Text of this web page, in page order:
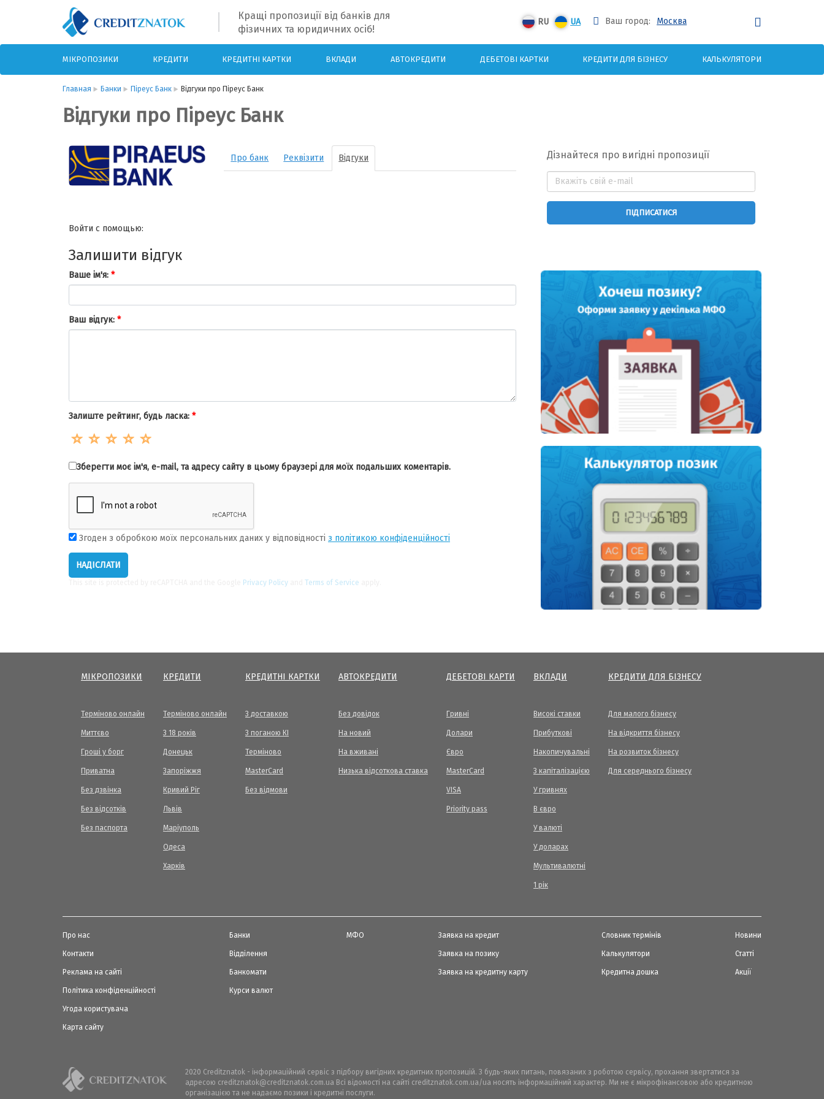
Кращі пропозиції від банків для
фізичних та юридичних осіб!
RU UA Ваш город: Москва
МІКРОПОЗИКИ КРЕДИТИ КРЕДИТНІ КАРТКИ ВКЛАДИ АВТОКРЕДИТИ ДЕБЕТОВІ КАРТКИ КРЕДИТИ ДЛЯ БІЗНЕСУ КАЛЬКУЛЯТОРИ
Главная Банки Піреус Банк Відгуки про Піреус Банк
Відгуки про Піреус Банк
Про банк Реквізити Відгуки
Войти с помощью:
Залишити відгук
Ваше ім'я: *
Ваш відгук: *
Залиште рейтинг, будь ласка: *
Зберегти моє ім'я, e-mail, та адресу сайту в цьому браузері для моїх подальших коментарів.
Згоден з обробкою моїх персональних даних у відповідності з політикою конфіденційності
Privacy Policy Terms of Service
Дізнайтеся про вигідні пропозиції
ПІДПИСАТИСЯ
МІКРОПОЗИКИ
Терміново онлайн
Миттєво
Гроші у борг
Приватна
Без дзвінка
Без відсотків
Без паспорта
КРЕДИТИ
Терміново онлайн
З 18 років
Донецьк
Запоріжжя
Кривий Ріг
Львів
Маріуполь
Одеса
Харків
КРЕДИТНІ КАРТКИ
З доставкою
З поганою КІ
Терміново
МasterCard
Без відмови
АВТОКРЕДИТИ
Без довідок
На новий
На вживані
Низька відсоткова ставка
ДЕБЕТОВІ КАРТИ
Гривні
Долари
Євро
MasterCard
VISA
Priority pass
ВКЛАДИ
Високі ставки
Прибуткові
Накопичувальні
З капіталізацією
У гривнях
В євро
У валюті
У доларах
Мультивалютні
1 рік
КРЕДИТИ ДЛЯ БІЗНЕСУ
Для малого бізнесу
На відкриття бізнесу
На розвиток бізнесу
Для середнього бізнесу
Про нас
Контакти
Реклама на сайті
Політика конфіденційності
Угода користувача
Карта сайту
Банки
Відділення
Банкомати
Курси валют
МФО Заявка на кредит
Заявка на позику
Заявка на кредитну карту
Словник термінів
Калькулятори
Кредитна дошка
Новини
Статті
Акції
2020 Creditznatok - інформаційний сервіс з підбору вигідних кредитних пропозицій. З будь-яких питань, повязаних з роботою сервісу, прохання звертатися за
адресою creditznatok@creditznatok.com.ua Всі відомості на сайті creditznatok.com.ua/ua носять інформаційний характер. Ми не є мікрофінансовою або кредитною
організацією та не надаємо позики і кредитні послуги.